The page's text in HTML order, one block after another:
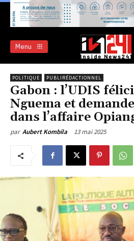
Menu
POLITIQUE PUBLIRÉDACTIONNEL
Gabon : l’UDIS
Nguema et
dans l’affaire
par Aubert Kombila 13 mai 2025